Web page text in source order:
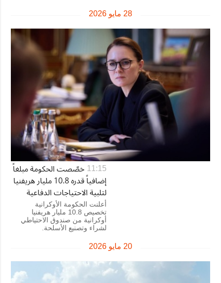
28 مايو 2026
11:15 خصّصت الحكومة مبلغاً
إضافياً قدره 10.8 مليار هريفنيا
لتلبية الاحتياجات الدفاعية
أعلنت الحكومة الأوكرانية
تخصيص 10.8 مليار هريفنيا
أوكرانية من صندوق الاحتياطي
لشراء وتصنيع الأسلحة.
20 مايو 2026